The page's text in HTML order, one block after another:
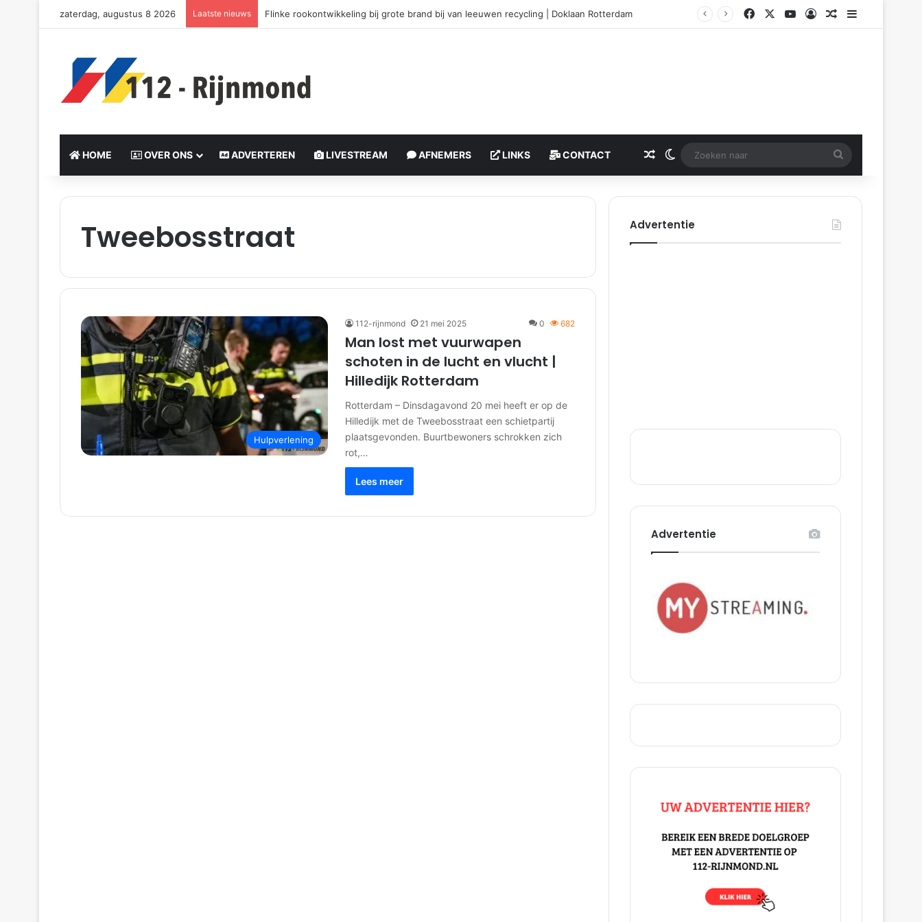
zaterdag, augustus 8 2026 Laatste nieuws Flinke rookontwikkeling bij grote brand bij van leeuwen recycling | Doklaan Rotterdam Facebook
X YouTubeLog InGerelateerd artikel
Sidebar
HOME OVER ONS ADVERTEREN LIVESTREAM AFNEMERS LINKS CONTACT Gerelateerd artikel
Switch skin
Zoeken
naar
Tweebosstraat
Hulpverlening
112-rijnmond 21 mei 2025 0 682
Man lost met vuurwapen
schoten in de lucht en vlucht |
Hilledijk Rotterdam
Rotterdam – Dinsdagavond 20 mei heeft er op de
Hilledijk met de Tweebosstraat een schietpartij
plaatsgevonden. Buurtbewoners schrokken zich
rot,…
Lees meer
Advertentie
Advertentie